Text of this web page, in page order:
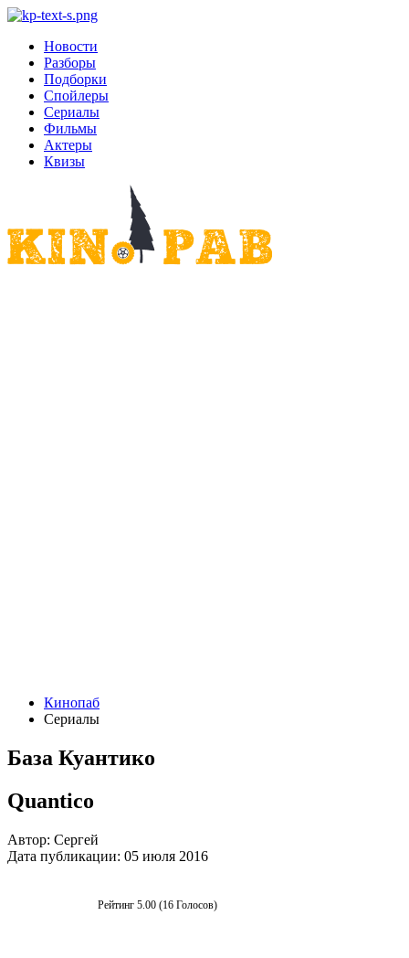
Новости
Разборы
Подборки
Спойлеры
Сериалы
Фильмы
Актеры
Квизы
Кинопаб
Сериалы
База Куантико
Quantico
Автор: Сергей
Дата публикации: 05 июля 2016
Рейтинг 5.00 (16 Голосов)